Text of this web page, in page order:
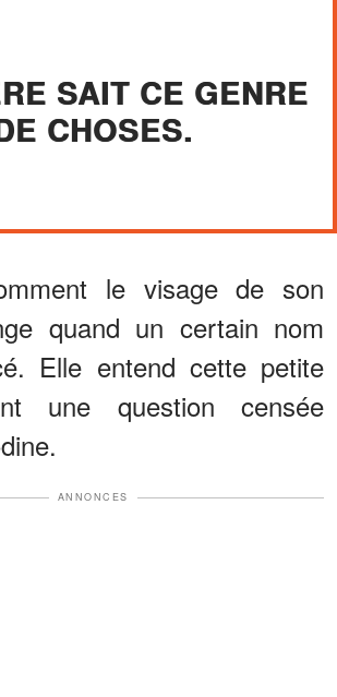
SAIT CE GENRE
CHOSES.
le visage de son
quand un certain nom
Elle entend cette petite
une question censée
ANNONCES